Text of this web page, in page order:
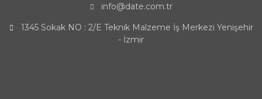
info@date.com.tr
1345 Sokak NO : 2/E Teknik Malzeme İş Merkezi Yenişehir
- İzmir